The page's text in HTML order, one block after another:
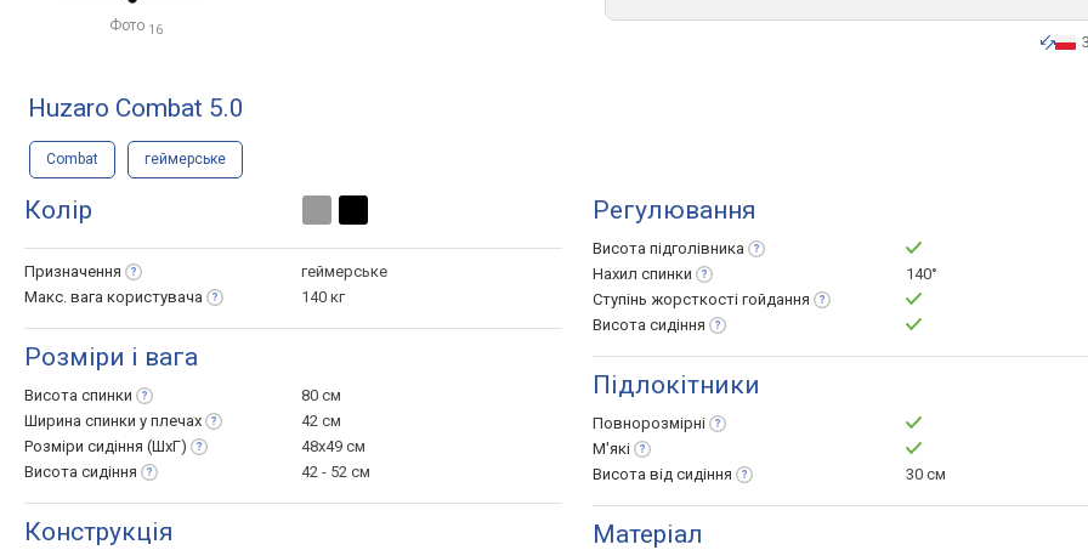
Фото 16
Huzaro Combat 5.0
Combat геймерське
Колір
Призначення
геймерське
Макс. вага користувача 140 кг
Розміри і вага
Висота спинки
80 см
Ширина спинки у плечах
42 см
Розміри сидіння (ШхГ)
48x49 см
Висота сидіння 42 - 52 см
Конструкція
Регулювання
Висота підголівника
Нахил спинки
140°
Ступінь жорсткості гойдання
Висота сидіння
Підлокітники
Повнорозмірні
М'які
Висота від сидіння 30 см
Матеріал